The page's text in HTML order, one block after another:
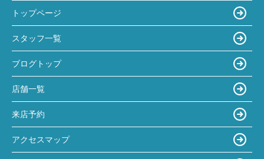
トップページ
スタッフ一覧
ブログトップ
店舗一覧
来店予約
アクセスマップ